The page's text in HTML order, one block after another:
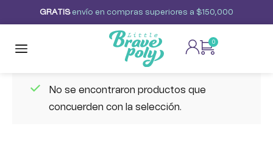
GRAT S envío en compras superiores a $150,000
0
No se encontraron productos que
concuerden con la selección.